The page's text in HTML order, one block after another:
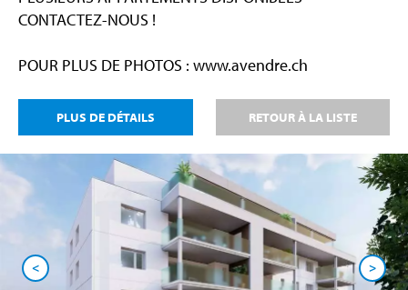
CONTACTEZ-NOUS !
POUR PLUS DE PHOTOS : www.avendre.ch
PLUS DE DÉTAILS RETOUR À LA LISTE
< >